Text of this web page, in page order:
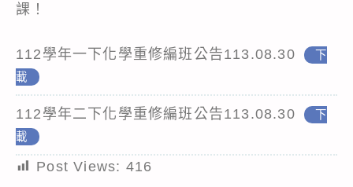
課！
112學年一下化學重修編班公告113.08.30
下
載
112學年二下化學重修編班公告113.08.30
下
載
Post Views: 416